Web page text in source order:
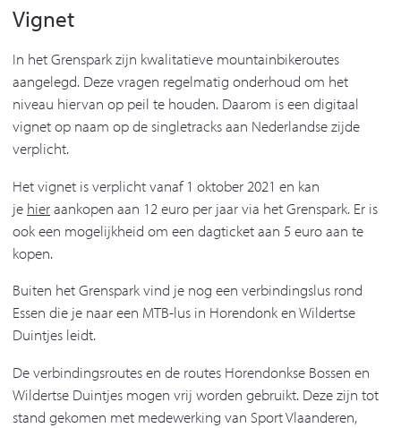
Vignet
In het Grenspark zijn kwalitatieve mountainbikeroutes
aangelegd. Deze vragen regelmatig onderhoud om het
niveau hiervan op peil te houden. Daarom is een digitaal
vignet op naam op de singletracks aan Nederlandse zijde
verplicht.
Het vignet is verplicht vanaf 1 oktober 2021 en kan
je hieraankopen aan 12 euro per jaar via het Grenspark. Er is
ook een mogelijkheid om een dagticket aan 5 euro aan te
kopen.
Buiten het Grenspark vind je nog een verbindingslus rond
Essen die je naar een MTB-lus in Horendonk en Wildertse
Duintjes leidt.
De verbindingsroutes en de routes Horendonkse Bossen en
Wildertse Duintjes mogen vrij worden gebruikt. Deze zijn tot
stand gekomen met medewerking van Sport Vlaanderen,